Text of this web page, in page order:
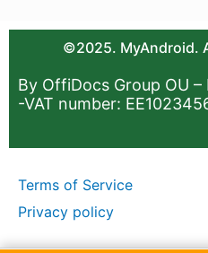
©2025. MyAndroid.
By OffiDocs Group OU
-VAT number:
Terms of Service
Privacy policy